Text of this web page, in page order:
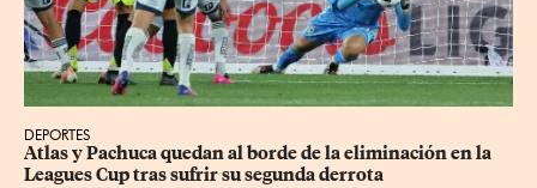
DEPORTES
Atlas y Pachuca quedan al borde de la eliminación en la
Leagues Cup tras sufrir su segunda derrota